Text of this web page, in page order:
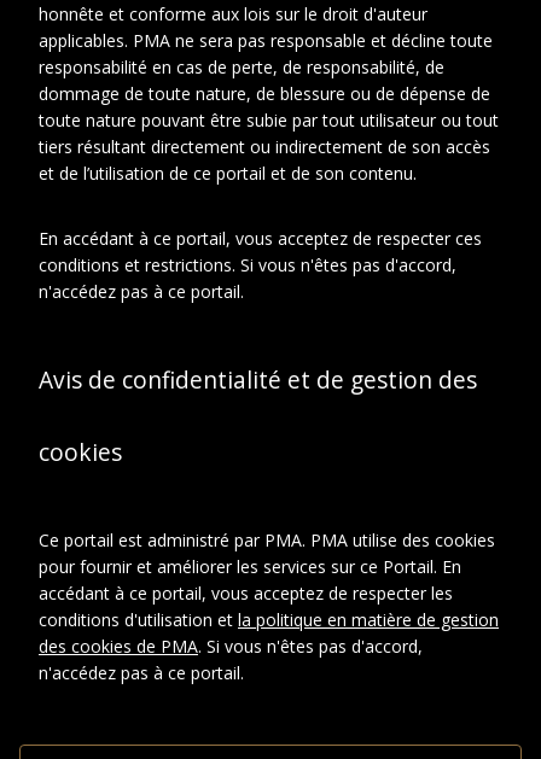
Photographe
Schofield, Paul
Représenté
Duchamp, Suzanne
CONTEXTE D'ARCHIVAGE
Série:
Type de
document
Tirages
photographique
s
honnête et conforme aux lois sur le droit d'auteur
applicables. PMA ne sera pas responsable et décline toute
responsabilité en cas de perte, de responsabilité, de
dommage de toute nature, de blessure ou de dépense de
toute nature pouvant être subie par tout utilisateur ou tout
tiers résultant directement ou indirectement de son accès
et de l’utilisation de ce portail et de son contenu.
En accédant à ce portail, vous acceptez de respecter ces
conditions et restrictions. Si vous n'êtes pas d'accord,
n'accédez pas à ce portail.
Avis de confidentialité et de gestion des
cookies
Ce portail est administré par PMA. PMA utilise des cookies
pour fournir et améliorer les services sur ce Portail. En
accédant à ce portail, vous acceptez de respecter les
conditions d'utilisation et la politique en matière de gestion
des cookies de PMA. Si vous n'êtes pas d'accord,
n'accédez pas à ce portail.